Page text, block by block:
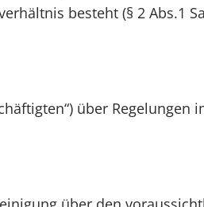
besteht (§ 2 Abs.1
über Regelungen